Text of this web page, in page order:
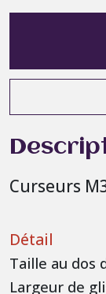
Curseurs
Détail
Taille au dos
Largeur de